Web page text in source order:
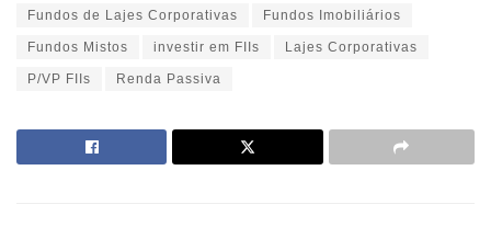
Fundos de Lajes Corporativas Fundos Imobiliários
Fundos Mistos investir em FIIs Lajes Corporativas
P/VP FIIs Renda Passiva